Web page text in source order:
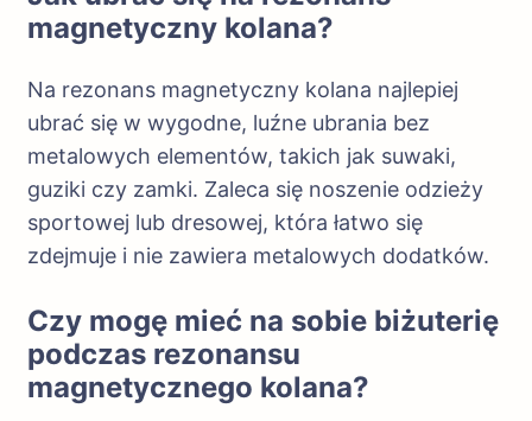
magnetyczny kolana?
Na rezonans magnetyczny kolana najlepiej
ubrać się w wygodne, luźne ubrania bez
metalowych elementów, takich jak suwaki,
guziki czy zamki. Zaleca się noszenie odzieży
sportowej lub dresowej, która łatwo się
zdejmuje i nie zawiera metalowych dodatków.
Czy mogę mieć na sobie biżuterię
podczas rezonansu
magnetycznego kolana?